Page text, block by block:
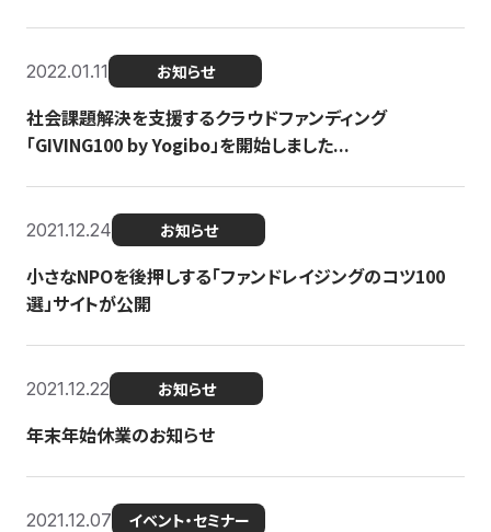
2022.01.11 お知らせ
社会課題解決を支援するクラウドファンディング
「GIVING100 by Yogibo」を開始しました...
2021.12.24 お知らせ
小さなNPOを後押しする「ファンドレイジングのコツ100
選」サイトが公開
2021.12.22 お知らせ
年末年始休業のお知らせ
2021.12.07 イベント・セミナー